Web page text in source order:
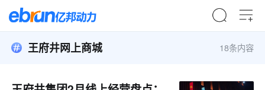
王府井网上商城 18条内容